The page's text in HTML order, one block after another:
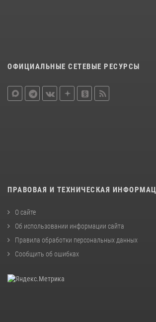
ОФИЦИАЛЬНЫЕ СЕТЕВЫЕ РЕСУРСЫ
ПРАВОВАЯ И ТЕХНИЧЕСКАЯ
О сайте
Об использовании информации сайта
Правила обработки персональных данных
Сообщить об ошибках